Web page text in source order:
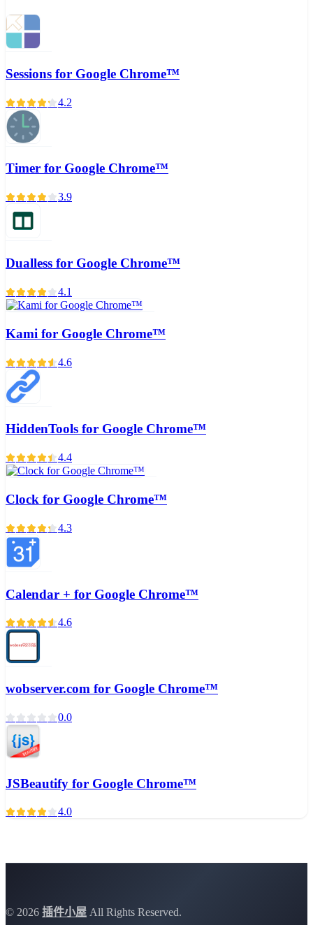
Sessions for Google Chrome™
4.2
Timer for Google Chrome™
3.9
Dualless for Google Chrome™
4.1
Kami for Google Chrome™
4.6
HiddenTools for Google Chrome™
4.4
Clock for Google Chrome™
4.3
Calendar + for Google Chrome™
4.6
wobserver.com for Google Chrome™
0.0
JSBeautify for Google Chrome™
4.0
© 2026 插件小屋 All Rights Reserved.